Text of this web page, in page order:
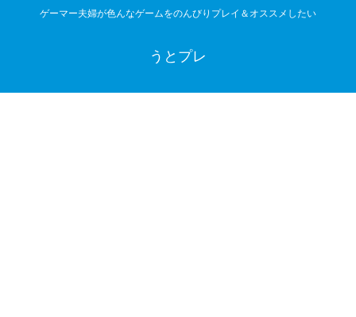
ゲーマー夫婦が色んなゲームをのんびりプレイ＆オススメしたい
うとプレ